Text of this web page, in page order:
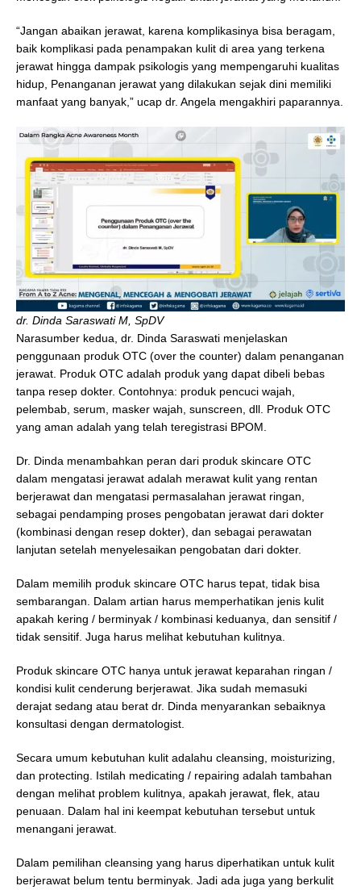
“Jangan abaikan jerawat, karena komplikasinya bisa beragam,
baik komplikasi pada penampakan kulit di area yang terkena
jerawat hingga dampak psikologis yang mempengaruhi kualitas
hidup, Penanganan jerawat yang dilakukan sejak dini memiliki
manfaat yang banyak,” ucap dr. Angela mengakhiri paparannya.
dr. Dinda Saraswati M, SpDV
Narasumber kedua, dr. Dinda Saraswati menjelaskan
penggunaan produk OTC (over the counter) dalam penanganan
jerawat. Produk OTC adalah produk yang dapat dibeli bebas
tanpa resep dokter. Contohnya: produk pencuci wajah,
pelembab, serum, masker wajah, sunscreen, dll. Produk OTC
yang aman adalah yang telah teregistrasi BPOM.
Dr. Dinda menambahkan peran dari produk skincare OTC
dalam mengatasi jerawat adalah merawat kulit yang rentan
berjerawat dan mengatasi permasalahan jerawat ringan,
sebagai pendamping proses pengobatan jerawat dari dokter
(kombinasi dengan resep dokter), dan sebagai perawatan
lanjutan setelah menyelesaikan pengobatan dari dokter.
Dalam memilih produk skincare OTC harus tepat, tidak bisa
sembarangan. Dalam artian harus memperhatikan jenis kulit
apakah kering / berminyak / kombinasi keduanya, dan sensitif /
tidak sensitif. Juga harus melihat kebutuhan kulitnya.
Produk skincare OTC hanya untuk jerawat keparahan ringan /
kondisi kulit cenderung berjerawat. Jika sudah memasuki
derajat sedang atau berat dr. Dinda menyarankan sebaiknya
konsultasi dengan dermatologist.
Secara umum kebutuhan kulit adalahu cleansing, moisturizing,
dan protecting. Istilah medicating / repairing adalah tambahan
dengan melihat problem kulitnya, apakah jerawat, flek, atau
penuaan. Dalam hal ini keempat kebutuhan tersebut untuk
menangani jerawat.
Dalam pemilihan cleansing yang harus diperhatikan untuk kulit
berjerawat belum tentu berminyak. Jadi ada juga yang berkulit